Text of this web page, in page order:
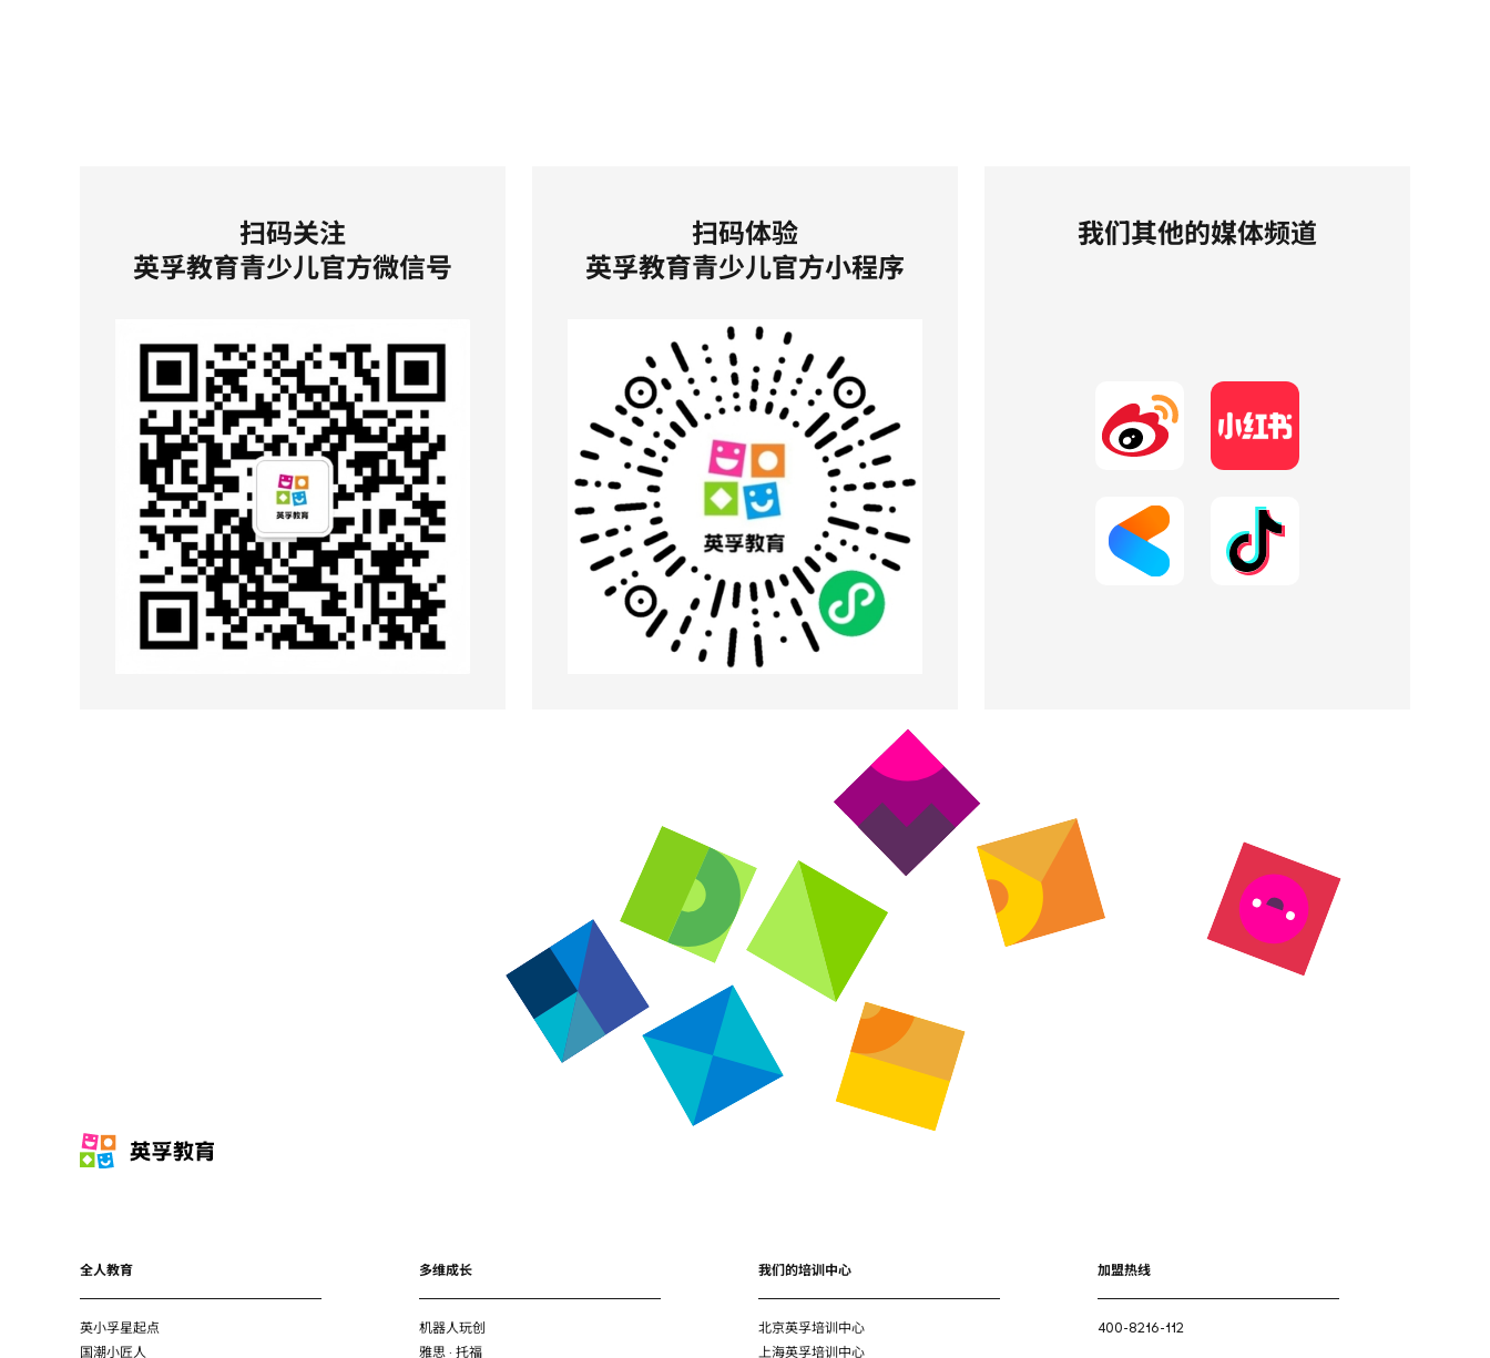
扫码关注
英孚教育青少儿官方微信号
扫码体验
英孚教育青少儿官方小程序
我们其他的媒体频道
全人教育
英小孚星起点
国潮小匠人
多维成长
机器人玩创
雅思 · 托福
我们的培训中心
北京英孚培训中心
上海英孚培训中心
加盟热线
400-8216-112